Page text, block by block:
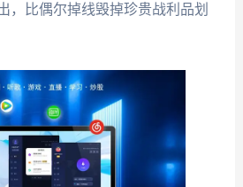
，比偶尔掉线毁掉珍贵战利品划